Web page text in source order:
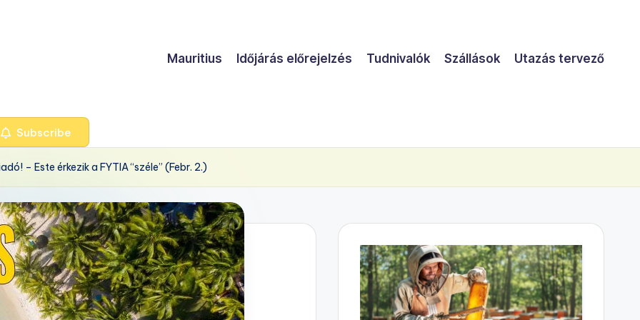
Mauritius Időjárás előrejelzés Tudnivalók Szállások Utazás tervező
Subscribe
– Este érkezik a FYTIA “széle” (Febr. 2.)